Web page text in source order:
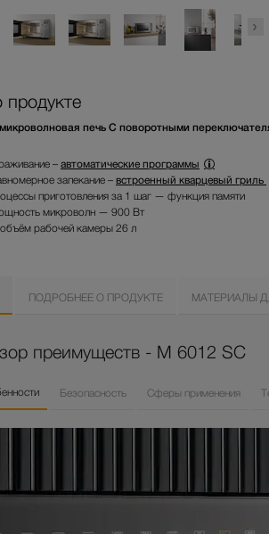
печь С поворотными
– автоматические программы
запекание – встроенный кварцевый гриль
приготовления за 1 шаг — функция памяти
микроволн — 900 Вт
рабочей камеры 26 л
ПОДРОБНЕЕ О ПРОДУКТЕ МАТЕРИАЛЫ
преимуществ - M 6012 SC
Безопасность Сферы применения